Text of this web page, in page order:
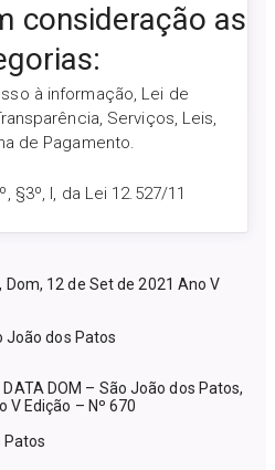
consideração as
à informação, Lei de
Serviços, Leis,
de Pagamento.
§3º, I, da Lei 12.527/11
Dom, 12 de Set de 2021 Ano V
João dos Patos
DATA DOM – São João dos Patos,
V Edição – Nº 670
Patos